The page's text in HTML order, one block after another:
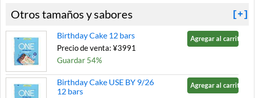
Otros tamaños y sabores [+]
Birthday Cake 12 bars
Precio de venta: ¥3991
Guardar 54%
Agregar al carrito »
Birthday Cake USE BY 9/26
12 bars
Agregar al carrito »